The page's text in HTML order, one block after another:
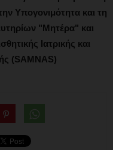
Υπογονιμότητα και τη
"Μητέρα" και
Ιατρικής και
(SAMNAS)